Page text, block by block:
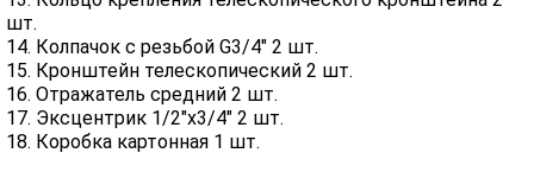
шт.
14. Колпачок с резьбой G3/4" 2 шт.
15. Кронштейн телескопический 2 шт.
16. Отражатель средний 2 шт.
17. Эксцентрик 1/2"х3/4" 2 шт.
18. Коробка картонная 1 шт.